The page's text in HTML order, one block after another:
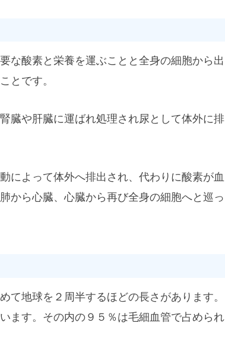
な酸素と栄養を運ぶことと全身の細胞から出
とです。
臓や肝臓に運ばれ処理され尿として体外に排
によって体外へ排出され、代わりに酸素が血
から心臓、心臓から再び全身の細胞へと巡っ
て地球を２周半するほどの長さがあります。
ます。その内の９５％は毛細血管で占められ